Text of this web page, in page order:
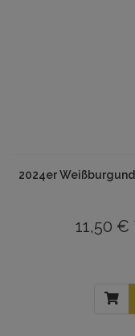
2024er
11,50 €